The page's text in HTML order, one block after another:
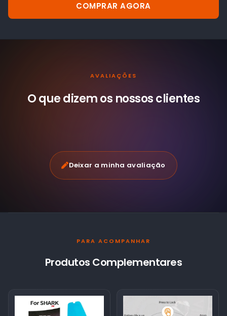
COMPRAR AGORA
AVALIAÇÕES
O que dizem os nossosclientes
Deixar a minha avaliação
PARA ACOMPANHAR
Produtos Complementares